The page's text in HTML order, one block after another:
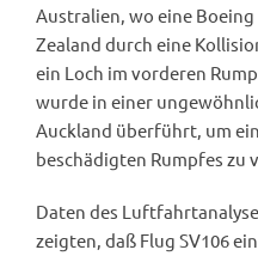
Australien, wo eine Boeing
Zealand durch eine
ein Loch im vorderen
wurde in einer
Auckland überführt, um
beschädigten Rumpfes zu
Daten des
zeigten, daß Flug SV106